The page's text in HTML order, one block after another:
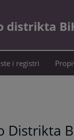
distrikta
i registri
Distrikta